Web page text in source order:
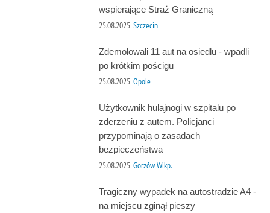
wspierające Straż Graniczną
25.08.2025 Szczecin
Zdemolowali 11 aut na osiedlu - wpadli
po krótkim pościgu
25.08.2025 Opole
Użytkownik hulajnogi w szpitalu po
zderzeniu z autem. Policjanci
przypominają o zasadach
bezpieczeństwa
25.08.2025 Gorzów Wlkp.
Tragiczny wypadek na autostradzie A4 -
na miejscu zginął pieszy